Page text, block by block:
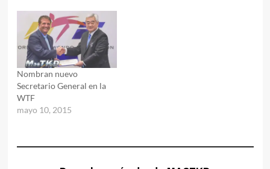
Nombran nuevo
Secretario General en la
WTF
mayo 10, 2015